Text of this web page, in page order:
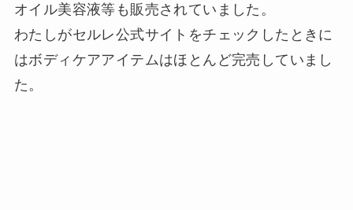
オイル美容液等も販売されていました。
わたしがセルレ公式サイトをチェックしたときに
はボディケアアイテムはほとんど完売していまし
た。